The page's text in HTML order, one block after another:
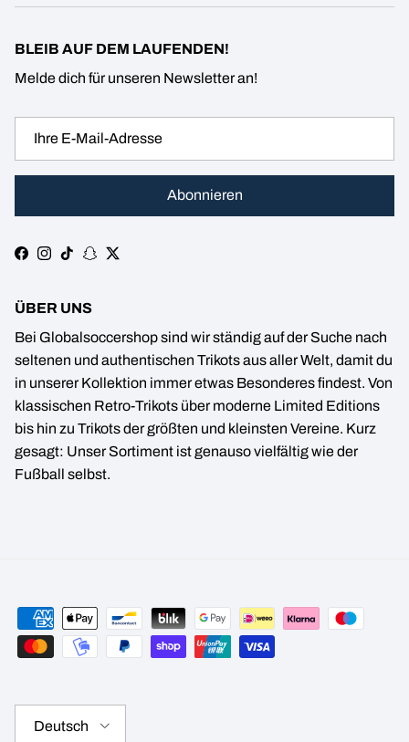
BLEIB AUF DEM LAUFENDEN!
Melde dich für unseren Newsletter an!
Abonnieren
Facebook
Instagram
TikTokSnapchat
Twitter
ÜBER UNS
Bei Globalsoccershop sind wir ständig auf der Suche nach
seltenen und authentischen Trikots aus aller Welt, damit du
in unserer Kollektion immer etwas Besonderes findest. Von
klassischen Retro-Trikots über moderne Limited Editions
bis hin zu Trikots der größten und kleinsten Vereine. Kurz
gesagt: Unser Sortiment ist genauso vielfältig wie der
Fußball selbst.
Deutsch